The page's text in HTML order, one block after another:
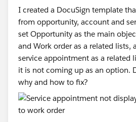
I created a DocuSign template
from opportunity, account and
set Opportunity as the main
and Work order as a related lists,
service appointment as a related
it is not coming up as an option.
why and how to fix?